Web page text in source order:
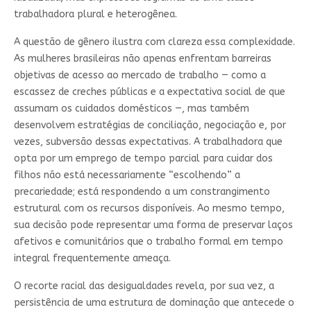
trabalhadora plural e heterogênea.
A questão de gênero ilustra com clareza essa complexidade.
As mulheres brasileiras não apenas enfrentam barreiras
objetivas de acesso ao mercado de trabalho — como a
escassez de creches públicas e a expectativa social de que
assumam os cuidados domésticos —, mas também
desenvolvem estratégias de conciliação, negociação e, por
vezes, subversão dessas expectativas. A trabalhadora que
opta por um emprego de tempo parcial para cuidar dos
filhos não está necessariamente “escolhendo” a
precariedade; está respondendo a um constrangimento
estrutural com os recursos disponíveis. Ao mesmo tempo,
sua decisão pode representar uma forma de preservar laços
afetivos e comunitários que o trabalho formal em tempo
integral frequentemente ameaça.
O recorte racial das desigualdades revela, por sua vez, a
persistência de uma estrutura de dominação que antecede o